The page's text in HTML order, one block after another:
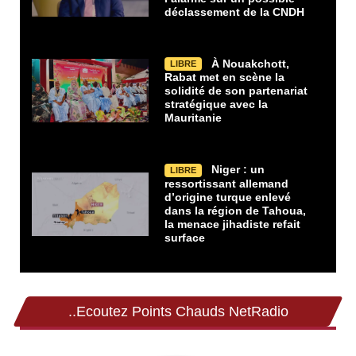
déclassement de la CNDH
LIBRE
À Nouakchott,
Rabat met en scène la
solidité de son partenariat
stratégique avec la
Mauritanie
LIBRE
Niger : un
ressortissant allemand
d’origine turque enlevé
dans la région de Tahoua,
la menace jihadiste refait
surface
..Ecoutez Points Chauds NetRadio